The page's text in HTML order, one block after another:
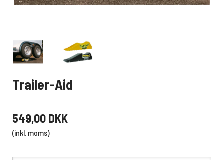
Trailer-Aid
549,00 DKK
(inkl. moms)